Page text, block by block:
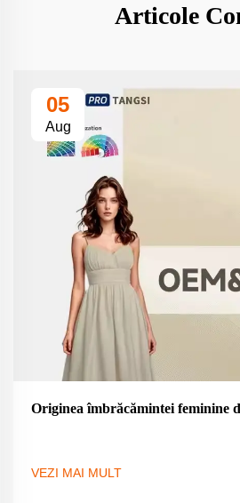
Articole
05
Aug
Originea îmbrăcămintei feminine
VEZI MAI MULT